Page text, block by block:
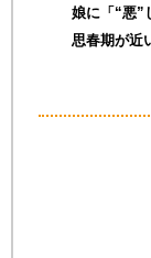
娘に「“悪”
思春期が近